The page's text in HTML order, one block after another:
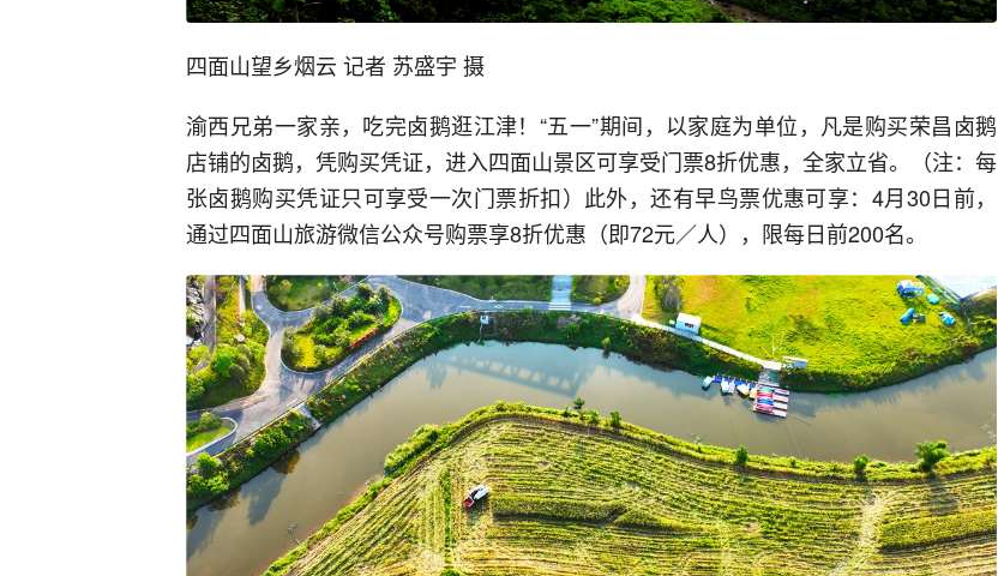
四面山望乡烟云 记者 苏盛宇 摄
渝西兄弟一家亲，吃完卤鹅逛江津！“五一”期间，以家庭为单位，凡是购买荣昌卤鹅
店铺的卤鹅，凭购买凭证，进入四面山景区可享受门票8折优惠，全家立省。（注：每
张卤鹅购买凭证只可享受一次门票折扣）此外，还有早鸟票优惠可享：4月30日前，
通过四面山旅游微信公众号购票享8折优惠（即72元／人），限每日前200名。